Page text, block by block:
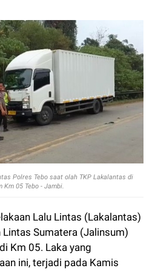
Polres Tebo saat olah TKP Lakalantas di
Km 05 Tebo - Jambi.
Lalu Lintas (Lakalantas)
Sumatera (Jalinsum)
Km 05. Laka yang
ini, terjadi pada Kamis